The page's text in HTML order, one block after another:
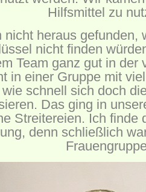
Hilfsmittel zu
nicht heraus gefunden,
nicht finden
Team ganz gut in der
in einer Gruppe mit
schnell sich doch
Das ging in
Streitereien. Ich finde
denn schließlich